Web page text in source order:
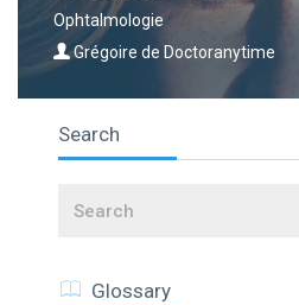
Ophtalmologie
Grégoire de Doctoranytime
Search
Glossary